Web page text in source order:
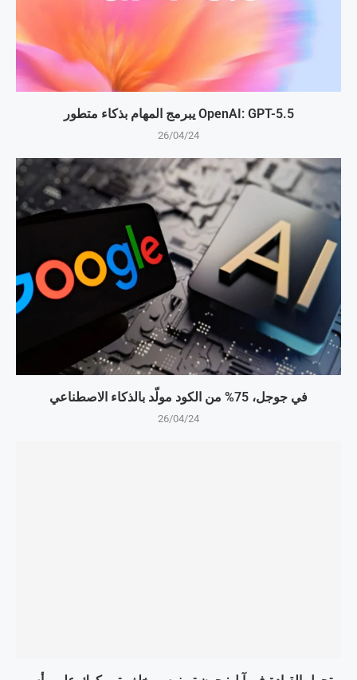
OpenAI: GPT-5.5 يبرمج المهام بذكاء متطور
26/04/24
في جوجل، 75% من الكود مولّد بالذكاء الاصطناعي
26/04/24